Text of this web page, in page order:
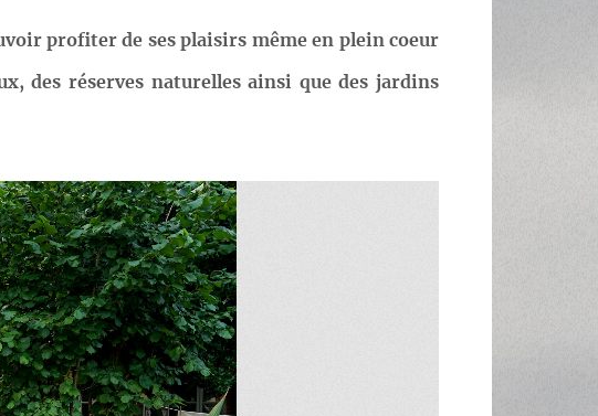
profiter de ses plaisirs même en plein coeur
des réserves naturelles ainsi que des jardins